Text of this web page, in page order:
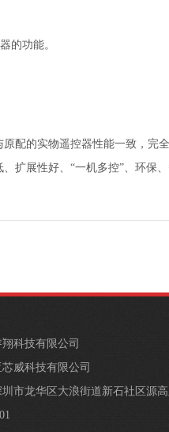
的功能。
配的实物遥控器性能一致，完
扩展性好、“一机多控”、环保
科技有限公司
威科技有限公司
市龙华区大浪街道新石社区源